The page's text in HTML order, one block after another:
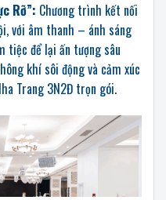
Rỡ”: Chương trình kết nối
với âm thanh – ánh sáng
tiệc để lại ấn tượng sâu
khí sôi động và cảm xúc
Trang 3N2Đ trọn gói.